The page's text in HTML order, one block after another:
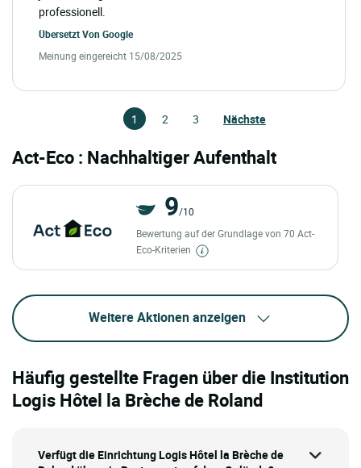
professionell.
Übersetzt Von Google
Meinung eingereicht 15/08/2025
1 2 3 Nächste
Act-Eco : Nachhaltiger Aufenthalt
9/10
Bewertung auf der Grundlage von 70 Act-
Eco-Kriterien
Weitere Aktionen anzeigen
Häufig gestellte Fragen über die Institution
Logis Hôtel la Brèche de Roland
Verfügt die Einrichtung Logis Hôtel la Brèche de